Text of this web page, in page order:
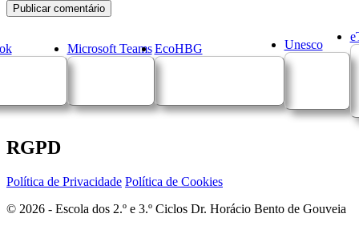
Microsoft Teams EcoHBG Unesco
RGPD
Política de Privacidade Política de Cookies
© 2026 - Escola dos 2.º e 3.º Ciclos Dr. Horácio Bento de Gouveia